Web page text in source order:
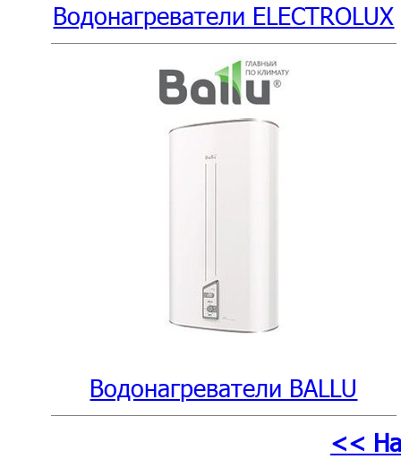
Водонагреватели ELECTROLUX
Водонагреватели BALLU
<<